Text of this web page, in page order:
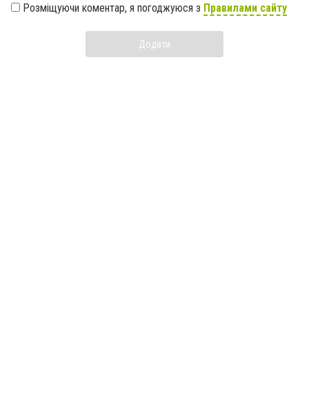
Розміщуючи коментар, я погоджуюся з Правилами сайту
Додати